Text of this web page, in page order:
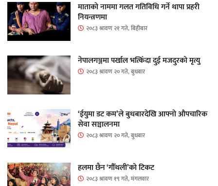
माताकाे नाममा गलत गतिविधि गर्ने थापा प्रहरी
नियन्त्रणमा
२०८३ श्रावण २१ गते, बिहीबार
नेपालगञ्जमा पर्खाल भत्किँदा दुई मजदुरको मृत्यु
२०८३ श्रावण २० गते, बुधबार
‘ईयुमा डट कम’ले बुधबारदेखि आफ्नो औपचारिक
सेवा सञ्चालनमा
२०८३ श्रावण २० गते, बुधबार
हलमा छैन ‘गौँथली’को टिकट
२०८३ श्रावण १९ गते, मंगलवार